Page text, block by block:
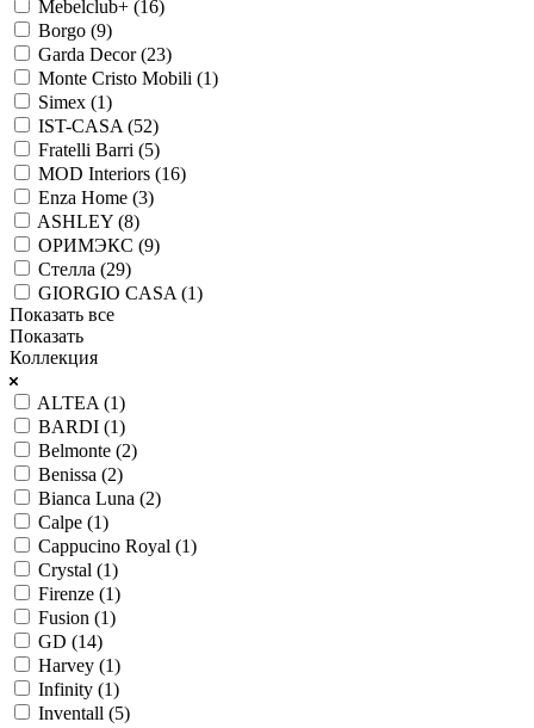
Mebelclub+ (16)
Borgo (9)
Garda Decor (23)
Monte Cristo Mobili (1)
Simex (1)
IST-CASA (52)
Fratelli Barri (5)
MOD Interiors (16)
Enza Home (3)
ASHLEY (8)
ОРИМЭКС (9)
Стелла (29)
GIORGIO CASA (1)
Показать все
Показать
Коллекция
ALTEA (1)
BARDI (1)
Belmonte (2)
Benissa (2)
Bianca Luna (2)
Calpe (1)
Cappucino Royal (1)
Crystal (1)
Firenze (1)
Fusion (1)
GD (14)
Harvey (1)
Infinity (1)
Inventall (5)